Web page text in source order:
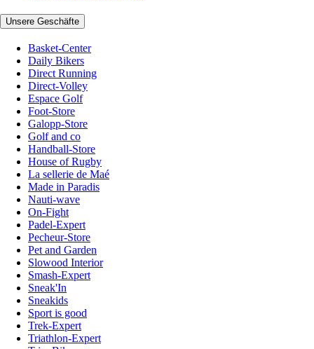
Unsere Geschäfte
Basket-Center
Daily Bikers
Direct Running
Direct-Volley
Espace Golf
Foot-Store
Galopp-Store
Golf and co
Handball-Store
House of Rugby
La sellerie de Maé
Made in Paradis
Nauti-wave
On-Fight
Padel-Expert
Pecheur-Store
Pet and Garden
Slowood Interior
Smash-Expert
Sneak'In
Sneakids
Sport is good
Trek-Expert
Triathlon-Expert